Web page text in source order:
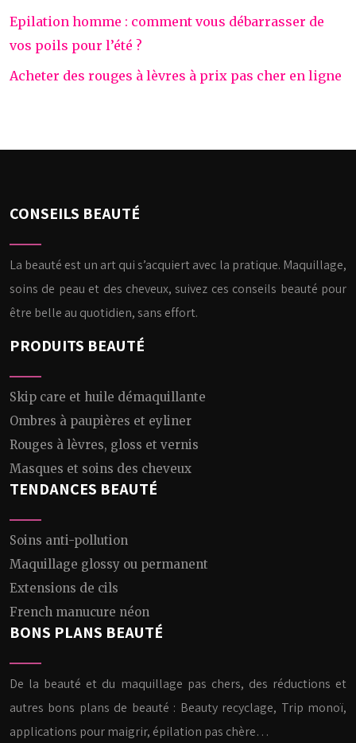
Epilation homme : comment vous débarrasser de
vos poils pour l’été ?
Acheter des rouges à lèvres à prix pas cher en ligne
CONSEILS BEAUTÉ
La beauté est un art qui s’acquiert avec la pratique. Maquillage,
soins de peau et des cheveux, suivez ces conseils beauté pour
être belle au quotidien, sans effort.
PRODUITS BEAUTÉ
Skip care et huile démaquillante
Ombres à paupières et eyliner
Rouges à lèvres, gloss et vernis
Masques et soins des cheveux
TENDANCES BEAUTÉ
Soins anti-pollution
Maquillage glossy ou permanent
Extensions de cils
French manucure néon
BONS PLANS BEAUTÉ
De la beauté et du maquillage pas chers, des réductions et
autres bons plans de beauté : Beauty recyclage, Trip monoï,
applications pour maigrir, épilation pas chère…